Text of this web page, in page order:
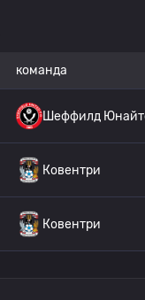
команда
Шеффилд
Ковентри
Ковентри